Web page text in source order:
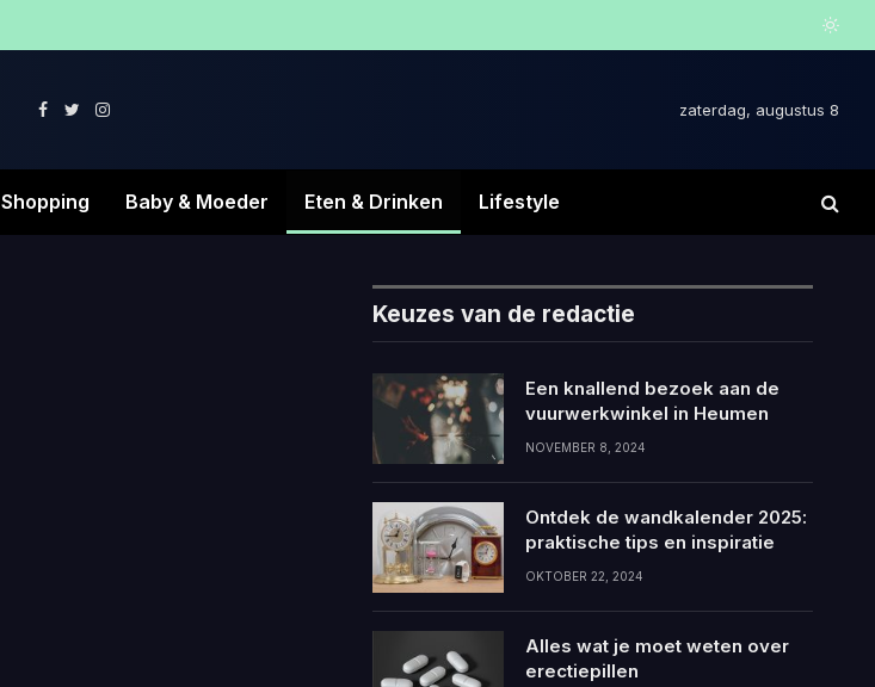
Facebook
TwitterInstagram
zaterdag, augustus 8
Shopping Baby & Moeder Eten & Drinken Lifestyle
Keuzes van de redactie
Een knallend bezoek aan de
vuurwerkwinkel in Heumen
NOVEMBER 8, 2024
Ontdek de wandkalender 2025:
praktische tips en inspiratie
OKTOBER 22, 2024
Alles wat je moet weten over
erectiepillen